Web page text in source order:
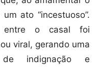
ato “incestuoso”.
entre o casal foi
viral, gerando uma
indignação e